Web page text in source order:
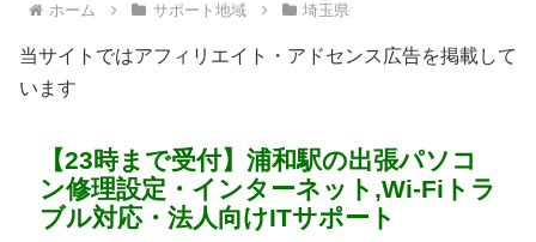
ホーム サポート地域 埼玉県
当サイトではアフィリエイト・アドセンス広告を掲載して
います
【23時まで受付】浦和駅の出張パソコ
ン修理設定・インターネット,Wi-Fiトラ
ブル対応・法人向けITサポート